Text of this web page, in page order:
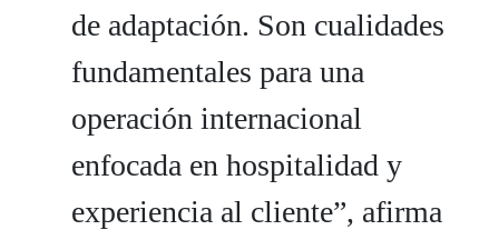
de adaptación. Son cualidades
fundamentales para una
operación internacional
enfocada en hospitalidad y
experiencia al cliente”, afirma